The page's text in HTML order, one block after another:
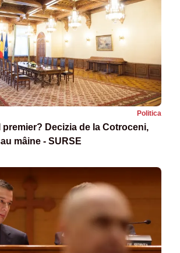
Politica
Decizia de la Cotroceni,
mâine - SURSE